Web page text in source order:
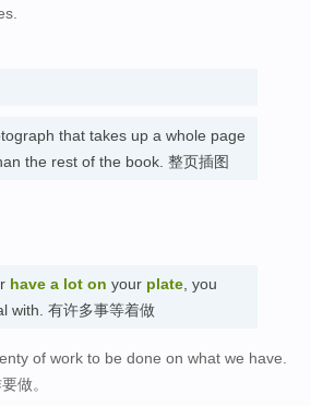
that takes up a whole page
the rest of the book. 整页插图
have a lot on your plate , you
with. 有许多事等着做
of work to be done on what we have.
做。